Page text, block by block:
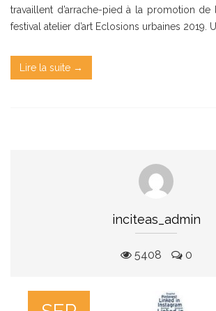
travaillent d’arrache-pied à la promotion
festival atelier d’art Eclosions urbaines 2019.
Lire la suite →
inciteas_admin
5408 0